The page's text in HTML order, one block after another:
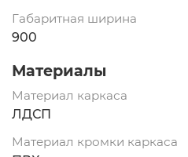
Габаритная ширина
900
Материалы
Материал каркаса
ЛДСП
Материал кромки каркаса